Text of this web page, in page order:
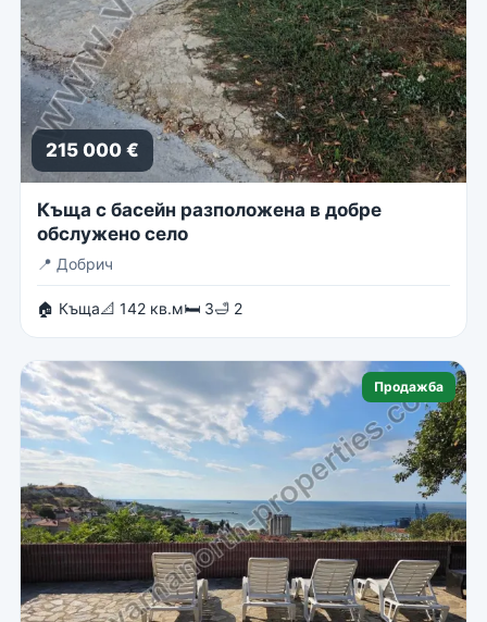
215 000 €
Къща с басейн разположена в добре
обслужено село
📍 Добрич
🏠 Къща📐 142 кв.м🛏 3🛁 2
Продажба